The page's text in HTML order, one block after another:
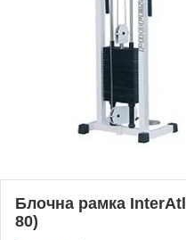
Блочна рамка
80)